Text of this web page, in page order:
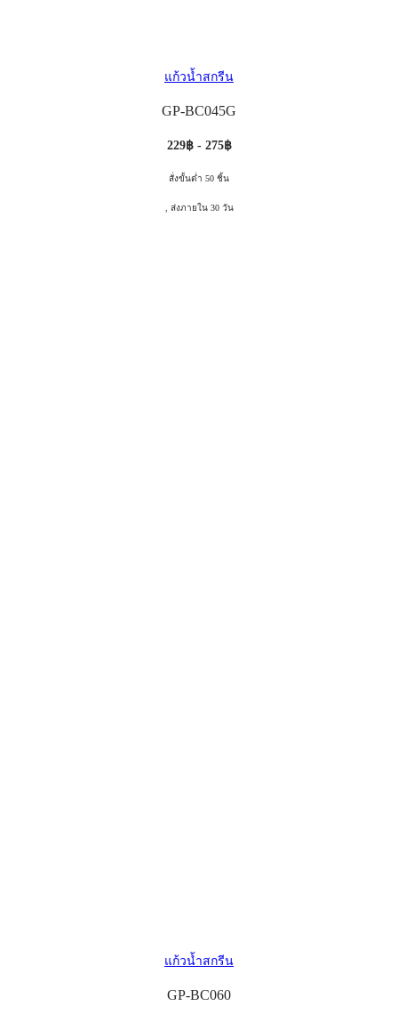
แก้วน้ำสกรีน
GP-BC045G
229฿ - 275฿
สั่งขั้นต่ำ 50 ชิ้น
, ส่งภายใน 30 วัน
แก้วน้ำสกรีน
GP-BC060